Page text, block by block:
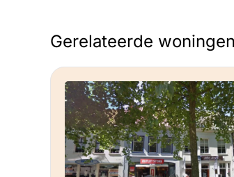
Gerelateerde woningen